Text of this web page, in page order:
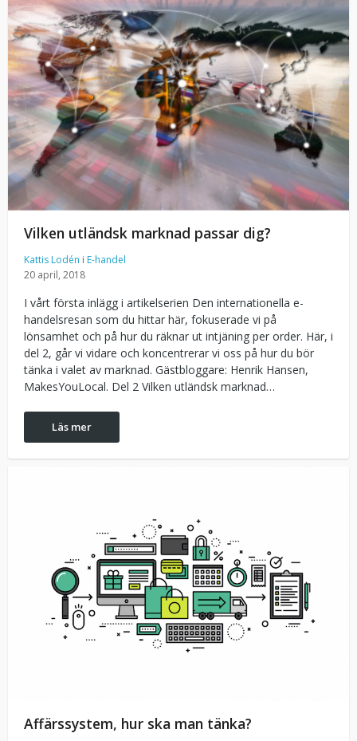
Vilken utländsk marknad passar dig?
Kattis Lodén i E-handel
20 april, 2018
I vårt första inlägg i artikelserien Den internationella e-
handelsresan som du hittar här, fokuserade vi på
lönsamhet och på hur du räknar ut intjäning per order. Här, i
del 2, går vi vidare och koncentrerar vi oss på hur du bör
tänka i valet av marknad. Gästbloggare: Henrik Hansen,
MakesYouLocal. Del 2 Vilken utländsk marknad…
Läs mer
Affärssystem, hur ska man tänka?